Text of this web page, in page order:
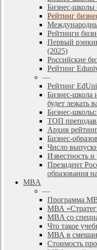
Бизнес-школы
Рейтинг
Рейтинги
Первый
(2025)
Российские
Рейтинг
—
Рейтинг
Бизнес-школа
будет лежать
Бизнес-
ТОП
Архив
Бизнес-
Число
Известность
Президент
образования
MBA
—
Программа
МВА
MBA со
Что такое
МВА в
Стоимость